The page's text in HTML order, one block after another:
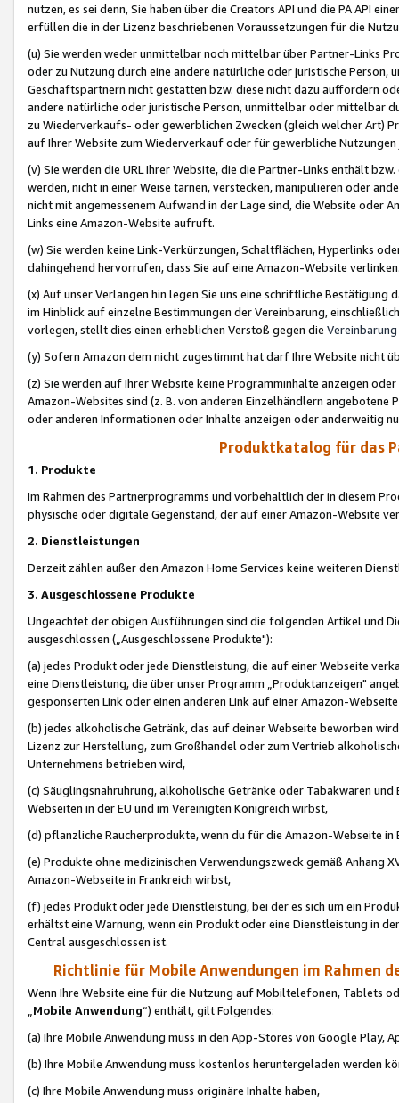
nutzen, es sei denn, Sie haben über die Creators API und die PA API
erfüllen die in der Lizenz beschriebenen Voraussetzungen für die
(u) Sie werden weder unmittelbar noch mittelbar über Partner-Links
oder zu Nutzung durch eine andere natürliche oder juristische
Geschäftspartnern nicht gestatten bzw. diese nicht dazu auffordern
andere natürliche oder juristische Person, unmittelbar oder mittelbar
zu Wiederverkaufs- oder gewerblichen Zwecken (gleich welcher Art)
auf Ihrer Website zum Wiederverkauf oder für gewerbliche
(v) Sie werden die URL Ihrer Website, die die Partner-Links enthält
werden, nicht in einer Weise tarnen, verstecken, manipulieren oder
nicht mit angemessenem Aufwand in der Lage sind, die Website oder
Links eine Amazon-Website aufruft.
(w) Sie werden keine Link-Verkürzungen, Schaltflächen, Hyperlinks
dahingehend hervorrufen, dass Sie auf eine Amazon-Website
(x) Auf unser Verlangen hin legen Sie uns eine schriftliche
im Hinblick auf einzelne Bestimmungen der Vereinbarung,
vorlegen, stellt dies einen erheblichen Verstoß gegen die Vereinbarung
(y) Sofern Amazon dem nicht zugestimmt hat darf Ihre Website nicht
(z) Sie werden auf Ihrer Website keine Programminhalte anzeigen
Amazon-Websites sind (z. B. von anderen Einzelhändlern
oder anderen Informationen oder Inhalte anzeigen oder anderweitig
Produktkatalog für das
1. Produkte
Im Rahmen des Partnerprogramms und vorbehaltlich der in diesem
physische oder digitale Gegenstand, der auf einer Amazon-Website
2. Dienstleistungen
Derzeit zählen außer den Amazon Home Services keine weiteren
3. Ausgeschlossene Produkte
Ungeachtet der obigen Ausführungen sind die folgenden Artikel und
ausgeschlossen („Ausgeschlossene Produkte"):
(a) jedes Produkt oder jede Dienstleistung, die auf einer Webseite
eine Dienstleistung, die über unser Programm „Produktanzeigen"
gesponserten Link oder einen anderen Link auf einer Amazon-
(b) jedes alkoholische Getränk, das auf deiner Webseite beworben
Lizenz zur Herstellung, zum Großhandel oder zum Vertrieb
Unternehmens betrieben wird,
(c) Säuglingsnahruhrung, alkoholische Getränke oder Tabakwaren
Webseiten in der EU und im Vereinigten Königreich wirbst,
(d) pflanzliche Raucherprodukte, wenn du für die Amazon-Webseite in
(e) Produkte ohne medizinischen Verwendungszweck gemäß Anhang
Amazon-Webseite in Frankreich wirbst,
(f) jedes Produkt oder jede Dienstleistung, bei der es sich um ein
erhältst eine Warnung, wenn ein Produkt oder eine Dienstleistung in
Central ausgeschlossen ist.
Richtlinie für Mobile Anwendungen im Rahmen
Wenn Ihre Website eine für die Nutzung auf Mobiltelefonen, Tablets
„Mobile Anwendung“) enthält, gilt Folgendes:
(a) Ihre Mobile Anwendung muss in den App-Stores von Google Play,
(b) Ihre Mobile Anwendung muss kostenlos heruntergeladen werden
(c) Ihre Mobile Anwendung muss originäre Inhalte haben,